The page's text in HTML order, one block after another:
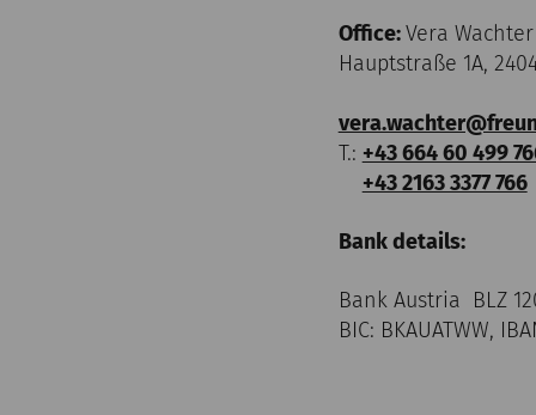
Office:Vera
Hauptstraße 1A,
T.: +43 664 60 499
+43 2163 3377 766
Bank details:
Bank Austria BLZ
BIC: BKAUATWW,